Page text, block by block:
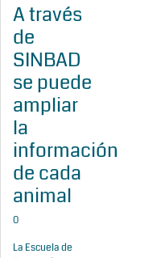
A través
de
SINBAD
se puede
ampliar
la
información
de cada
animal
0
La Escuela de